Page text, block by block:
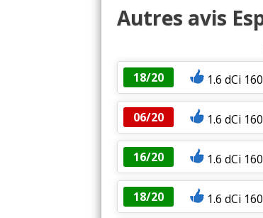
Autres avis
18/20
1.6 dCi
06/20 1.6 dCi
16/20 1.6 dCi
18/20 1.6 dCi